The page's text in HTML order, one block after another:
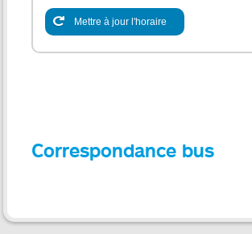
Mettre à jour l'horaire
Correspondance bus